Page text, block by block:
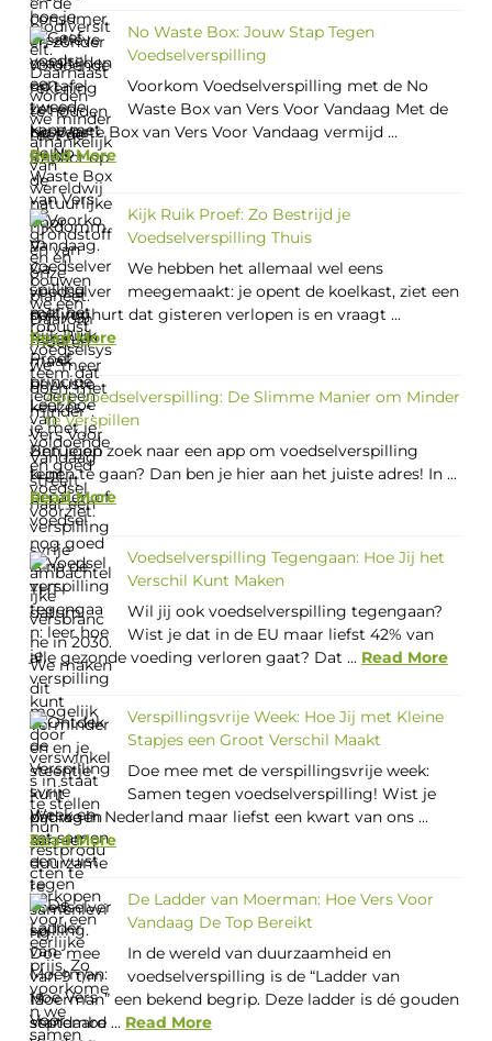
No Waste Box: Jouw Stap Tegen
Voedselverspilling
Voorkom Voedselverspilling met de No
Waste Box van Vers Voor Vandaag Met de
No Waste Box van Vers Voor Vandaag vermijd ...
Read More
Kijk Ruik Proef: Zo Bestrijd je
Voedselverspilling Thuis
We hebben het allemaal wel eens
meegemaakt: je opent de koelkast, ziet een
pak yoghurt dat gisteren verlopen is en vraagt ...
Read More
App Voedselverspilling: De Slimme Manier om Minder
te Verspillen
Ben je op zoek naar een app om voedselverspilling
tegen te gaan? Dan ben je hier aan het juiste adres! In ...
Read More
Voedselverspilling Tegengaan: Hoe Jij het
Verschil Kunt Maken
Wil jij ook voedselverspilling tegengaan?
Wist je dat in de EU maar liefst 42% van
alle gezonde voeding verloren gaat? Dat ... Read More
Verspillingsvrije Week: Hoe Jij met Kleine
Stapjes een Groot Verschil Maakt
Doe mee met de verspillingsvrije week:
Samen tegen voedselverspilling! Wist je
dat we in Nederland maar liefst een kwart van ons ...
Read More
De Ladder van Moerman: Hoe Vers Voor
Vandaag De Top Bereikt
In de wereld van duurzaamheid en
voedselverspilling is de “Ladder van
Moerman” een bekend begrip. Deze ladder is dé gouden
standaard ... Read More